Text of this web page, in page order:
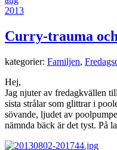
2013
Curry-trauma
kategorier: Familjen,
Hej,
Jag njuter av fredagkvällen
sista strålar som glittrar i
sövande, ljudet av
nämnda bäck är det tyst. På